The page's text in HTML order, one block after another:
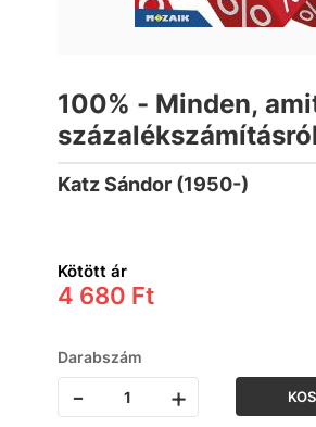
100% - Minden,
érdemes
Katz Sándor (1950-)
Kötött ár
4 680 Ft
Darabszám
- +